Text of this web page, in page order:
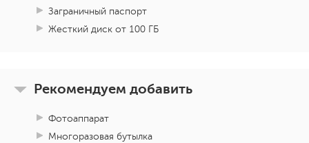
Заграничный паспорт
Жесткий диск от 100 ГБ
Рекомендуем добавить
Фотоаппарат
Многоразовая бутылка